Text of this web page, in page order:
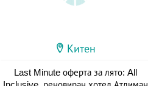
Китен
Last Minute оферта за лято: All